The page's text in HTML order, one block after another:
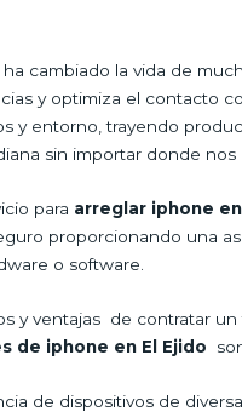
cambiado la vida de
y optimiza el contacto
y entorno, trayendo
sin importar donde nos
para arreglar iphone
proporcionando una
o software.
y ventajas de contratar un
de iphone en El Ejido
de dispositivos de